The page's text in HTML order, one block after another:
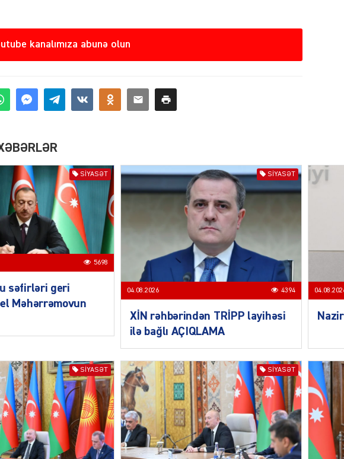
kanalımıza abunə olun
SIYASƏT
5698
səfirləri geri
Məhərrəmovun
SIYASƏT
04.08.2026 4394
XİN rəhbərindən TRİPP layihəsi
ilə bağlı AÇIQLAMA
SIYASƏT SIYASƏT